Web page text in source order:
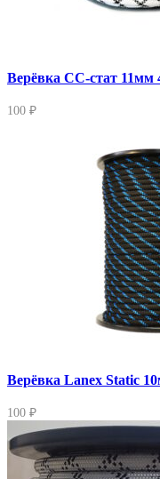
Верёвка СС-стат 11мм
100 ₽
Верёвка Lanex Static
100 ₽